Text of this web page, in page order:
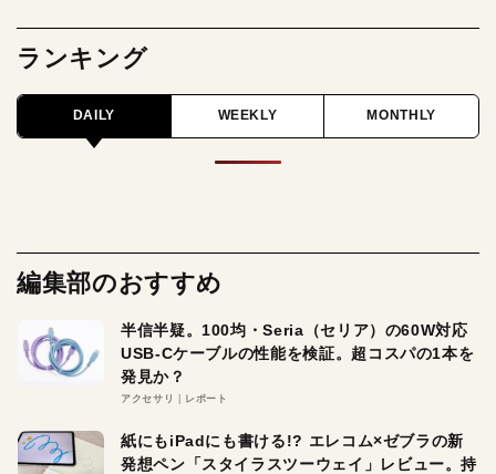
ランキング
DAILY WEEKLY MONTHLY
編集部のおすすめ
半信半疑。100均・Seria（セリア）の60W対応
USB-Cケーブルの性能を検証。超コスパの1本を
発見か？
アクセサリ レポート
紙にもiPadにも書ける!? エレコム×ゼブラの新
発想ペン「スタイラスツーウェイ」レビュー。持